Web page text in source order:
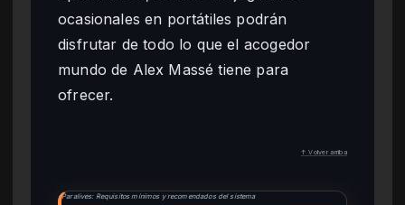
ocasionales en portátiles podrán
disfrutar de todo lo que el acogedor
mundo de Alex Massé tiene para
ofrecer.
↑ Volver arriba
Paralives: Requisitos mínimos y recomendados del sistema